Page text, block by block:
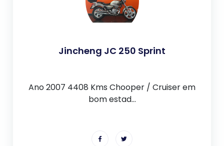
Jincheng JC 250 Sprint
Ano 2007 4408 Kms Chooper / Cruiser em
bom estad...